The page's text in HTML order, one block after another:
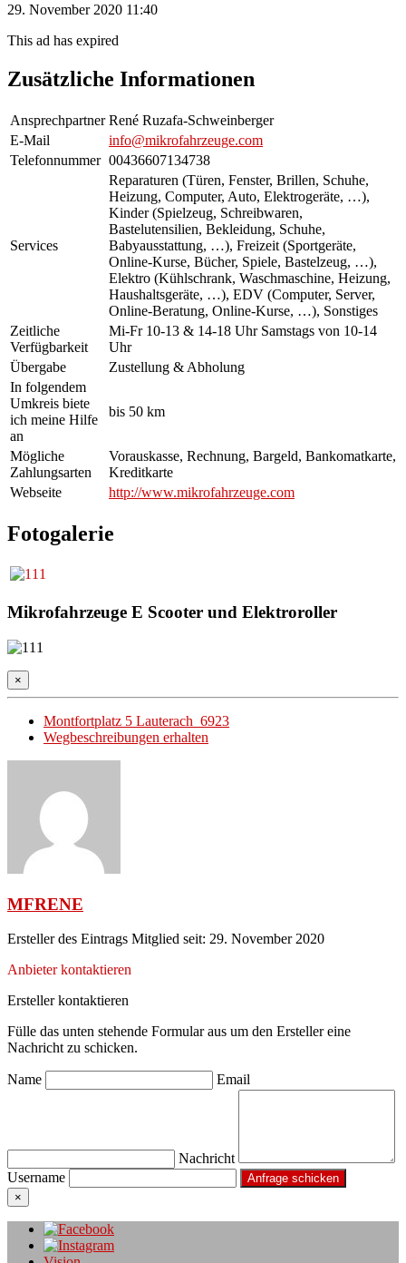
29. November 2020 11:40
This ad has expired
Zusätzliche Informationen
Ansprechpartner René Ruzafa-Schweinberger
E-Mail
info@mikrofahrzeuge.com
Telefonnummer 00436607134738
Services
Reparaturen (Türen, Fenster, Brillen, Schuhe,
Heizung, Computer, Auto, Elektrogeräte, …),
Kinder (Spielzeug, Schreibwaren,
Bastelutensilien, Bekleidung, Schuhe,
Babyausstattung, …), Freizeit (Sportgeräte,
Online-Kurse, Bücher, Spiele, Bastelzeug, …),
Elektro (Kühlschrank, Waschmaschine, Heizung,
Haushaltsgeräte, …), EDV (Computer, Server,
Online-Beratung, Online-Kurse, …), Sonstiges
Zeitliche
Verfügbarkeit
Mi-Fr 10-13 & 14-18 Uhr Samstags von 10-14
Uhr
Übergabe
Zustellung & Abholung
In folgendem
Umkreis biete
ich meine Hilfe
an
bis 50 km
Mögliche
Zahlungsarten
Vorauskasse, Rechnung, Bargeld, Bankomatkarte,
Kreditkarte
Webseite
http://www.mikrofahrzeuge.com
Fotogalerie
Mikrofahrzeuge E Scooter und Elektroroller
×
Montfortplatz 5 Lauterach 6923
Wegbeschreibungen erhalten
MFRENE
Ersteller des Eintrags Mitglied seit: 29. November 2020
Anbieter kontaktieren
Ersteller kontaktieren
Fülle das unten stehende Formular aus um den Ersteller eine
Nachricht zu schicken.
Name Email
Nachricht
Username
×